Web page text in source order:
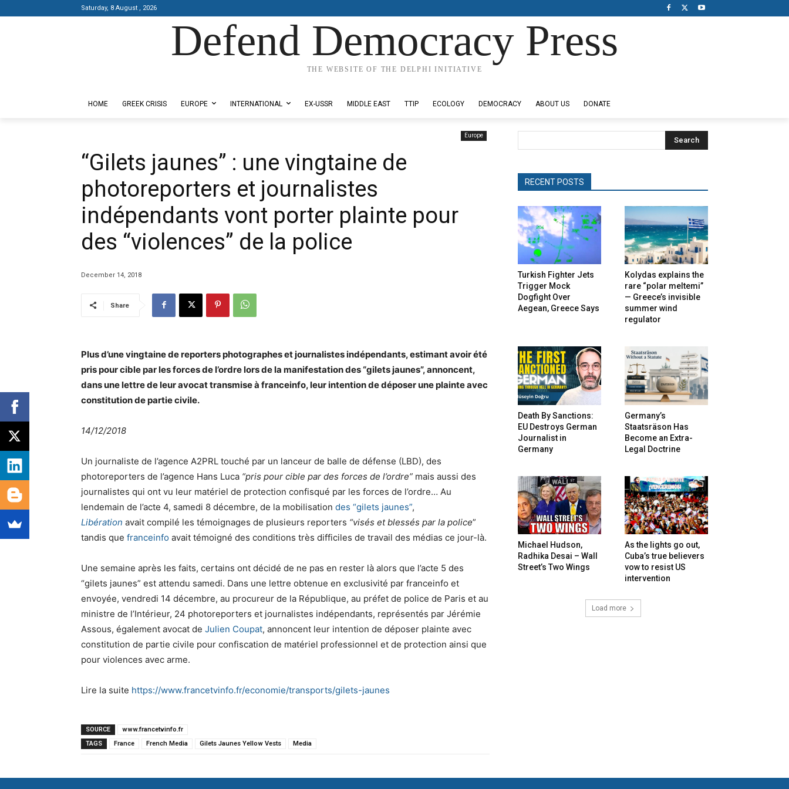
Saturday, 8 August , 2026
Defend Democracy Press
THE WEBSITE OF THE DELPHI INITIATIVE
HOME GREEK CRISIS EUROPE INTERNATIONAL EX-USSR MIDDLE EAST TTIP ECOLOGY DEMOCRACY ABOUT US DONATE
Europe
“Gilets jaunes” : une vingtaine de
photoreporters et journalistes
indépendants vont porter plainte pour
des “violences” de la police
December 14, 2018
Share
Plus d’une vingtaine de reporters photographes et journalistes indépendants, estimant avoir été
pris pour cible par les forces de l’ordre lors de la manifestation des “gilets jaunes”, annoncent,
dans une lettre de leur avocat transmise à franceinfo, leur intention de déposer une plainte avec
constitution de partie civile.
14/12/2018
Un journaliste de l’agence A2PRL touché par un lanceur de balle de défense (LBD), des
photoreporters de l’agence Hans Luca “pris pour cible par des forces de l’ordre” mais aussi des
journalistes qui ont vu leur matériel de protection confisqué par les forces de l’ordre… Au
lendemain de l’acte 4, samedi 8 décembre, de la mobilisation des “gilets jaunes”,
Libération avait compilé les témoignages de plusieurs reporters “visés et blessés par la police”
tandis que franceinfo avait témoigné des conditions très difficiles de travail des médias ce jour-là.
Une semaine après les faits, certains ont décidé de ne pas en rester là alors que l’acte 5 des
“gilets jaunes” est attendu samedi. Dans une lettre obtenue en exclusivité par franceinfo et
envoyée, vendredi 14 décembre, au procureur de la République, au préfet de police de Paris et au
ministre de l’Intérieur, 24 photoreporters et journalistes indépendants, représentés par Jérémie
Assous, également avocat de Julien Coupat, annoncent leur intention de déposer plainte avec
constitution de partie civile pour confiscation de matériel professionnel et de protection ainsi que
pour violences avec arme.
Lire la suite https://www.francetvinfo.fr/economie/transports/gilets-jaunes
SOURCE
www.francetvinfo.fr
TAGS
France French Media Gilets Jaunes Yellow Vests Media
Search
RECENT POSTS
Turkish Fighter Jets
Trigger Mock
Dogfight Over
Aegean, Greece Says
Kolydas explains the
rare “polar meltemi”
— Greece’s invisible
summer wind
regulator
Death By Sanctions:
EU Destroys German
Journalist in
Germany
Germany’s
Staatsräson Has
Become an Extra-
Legal Doctrine
Michael Hudson,
Radhika Desai – Wall
Street’s Two Wings
As the lights go out,
Cuba’s true believers
vow to resist US
intervention
Load more